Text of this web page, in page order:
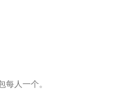
人一个。